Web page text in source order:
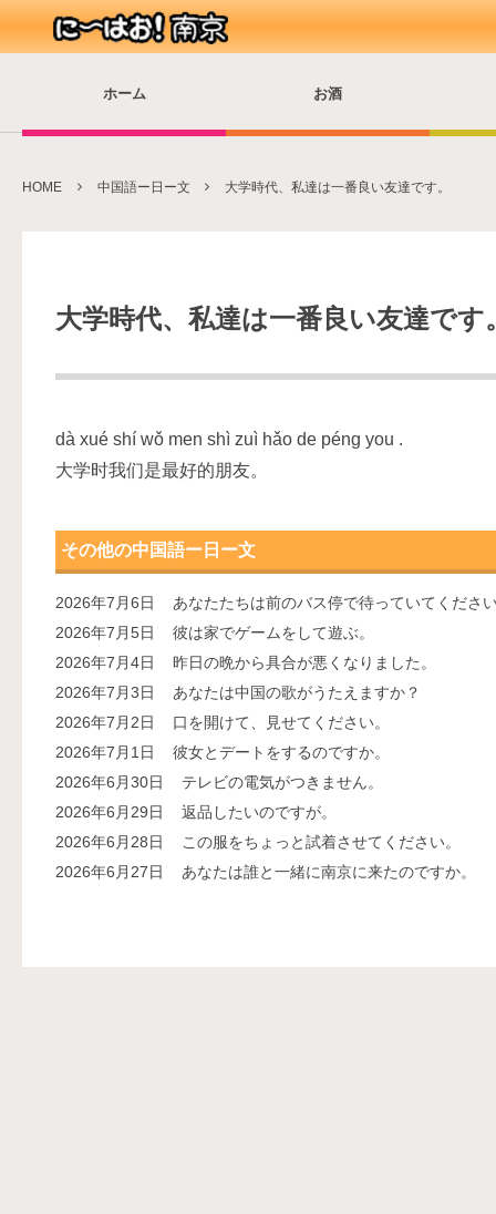
ホーム お酒
HOME 中国語ー日ー文 大学時代、私達は一番良い友達です。
大学時代、私達は一番良い友達です
dà xué shí wǒ men shì zuì hǎo de péng you .
大学时我们是最好的朋友。
その他の中国語ー日ー文
2026年7月6日
あなたたちは前のバス停で待っていてくださ
2026年7月5日
彼は家でゲームをして遊ぶ。
2026年7月4日
昨日の晩から具合が悪くなりました。
2026年7月3日
あなたは中国の歌がうたえますか？
2026年7月2日
口を開けて、見せてください。
2026年7月1日
彼女とデートをするのですか。
2026年6月30日
テレビの電気がつきません。
2026年6月29日
返品したいのですが。
2026年6月28日
この服をちょっと試着させてください。
2026年6月27日
あなたは誰と一緒に南京に来たのですか。